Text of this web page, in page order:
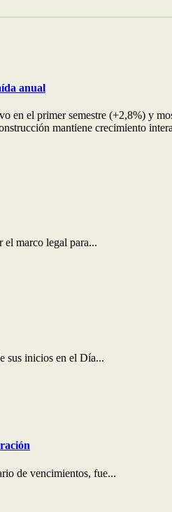
anual
en el primer semestre (+2,8%) y
mantiene crecimiento
el marco legal para...
sus inicios en el Día...
de vencimientos, fue...